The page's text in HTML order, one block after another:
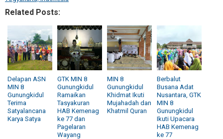
Related Posts:
Delapan ASN
MIN 8
Gunungkidul
Terima
Satyalancana
Karya Satya
GTK MIN 8
Gunungkidul
Ramaikan
Tasyakuran
HAB Kemenag
ke 77 dan
Pagelaran
Wayang
MIN 8
Gunungkidul
Khidmat Ikuti
Mujahadah dan
Khatmil Quran
Berbalut
Busana Adat
Nusantara, GTK
MIN 8
Gunungkidul
Ikuti Upacara
HAB Kemenag
ke 77